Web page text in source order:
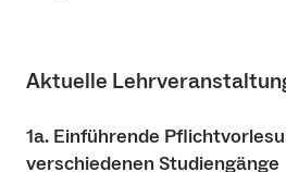
Aktuelle
1a. Einführende
verschiedenen Studiengänge